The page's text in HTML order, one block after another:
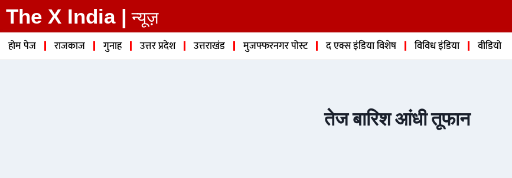
The X India | न्यूज़
होम पेज राजकाज गुनाह उत्तर प्रदेश उत्तराखंड मुजफ्फरनगर पोस्ट द एक्स इंडिया विशेष विविध इंडिया वीडियो
तेज बारिश आंधी तूफान